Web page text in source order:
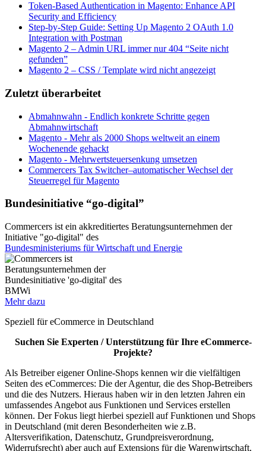
Token-Based Authentication in Magento: Enhance API
Security and Efficiency
Step-by-Step Guide: Setting Up Magento 2 OAuth 1.0
Integration with Postman
Magento 2 – Admin URL immer nur 404 “Seite nicht
gefunden”
Magento 2 – CSS / Template wird nicht angezeigt
Zuletzt überarbeitet
Abmahnwahn - Endlich konkrete Schritte gegen
Abmahnwirtschaft
Magento - Mehr als 2000 Shops weltweit an einem
Wochenende gehackt
Magento - Mehrwertsteuersenkung umsetzen
Commercers Tax Switcher–automatischer Wechsel der
Steuerregel für Magento
Bundesinitiative “go-digital”
Commercers ist ein akkreditiertes Beratungsunternehmen der
Initiative "go-digital" des
Bundesministeriums für Wirtschaft und Energie
Mehr dazu
Speziell für eCommerce in Deutschland
Suchen Sie Experten / Unterstützung für Ihre eCommerce-
Projekte?
Als Betreiber eigener Online-Shops kennen wir die vielfältigen
Seiten des eCommerces: Die der Agentur, die des Shop-Betreibers
und die des Nutzers. Hieraus haben wir in den letzten Jahren ein
umfassendes Angebot aus Funktionen und Services erstellen
können. Der Fokus liegt hierbei speziell auf Funktionen und Shops
in Deutschland (mit deren Besonderheiten wie z.B.
Altersverifikation, Datenschutz, Grundpreisverordnung,
Widerrufsrecht) aber auch auf Extensions für die Warenwirtschaft,